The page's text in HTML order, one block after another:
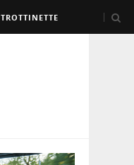
TROTTINETTE